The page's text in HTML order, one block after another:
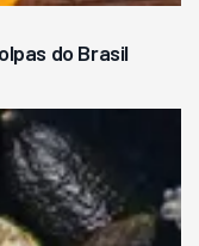
do Brasil